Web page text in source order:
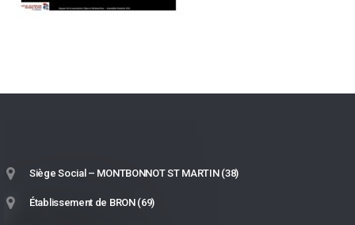
Siège Social – MONTBONNOT ST MARTIN (38)
Établissement de BRON (69)